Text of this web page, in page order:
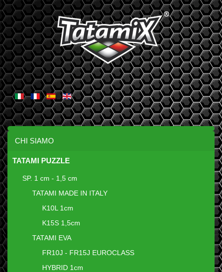
CHI SIAMO
TATAMI PUZZLE
SP. 1 cm - 1,5 cm
TATAMI MADE IN ITALY
K10L 1cm
K15S 1,5cm
TATAMI EVA
FR10J - FR15J EUROCLASS
HYBRID 1cm